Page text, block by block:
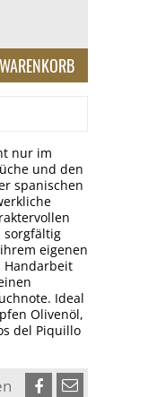
nur im
und den
spanischen
sorgfältig
eigenen
Handarbeit
Ideal
Olivenöl,
del Piquillo